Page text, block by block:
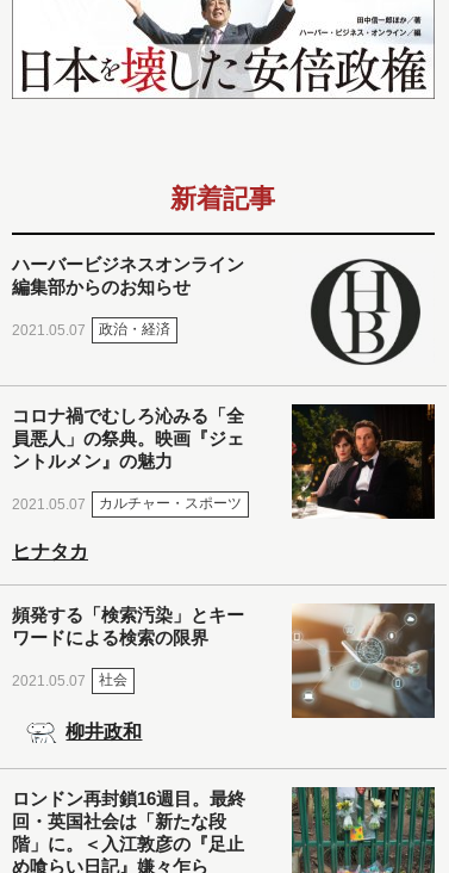
新着記事
ハーバービジネスオンライン
編集部からのお知らせ
2021.05.07 政治・経済
コロナ禍でむしろ沁みる「全
員悪人」の祭典。映画『ジェ
ントルメン』の魅力
2021.05.07 カルチャー・スポーツ
ヒナタカ
頻発する「検索汚染」とキー
ワードによる検索の限界
2021.05.07 社会
柳井政和
ロンドン再封鎖16週目。最終
回・英国社会は「新たな段
階」に。＜入江敦彦の『足止
め喰らい日記』嫌々乍ら